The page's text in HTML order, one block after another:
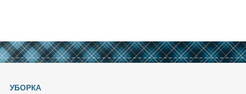
УБОРКА